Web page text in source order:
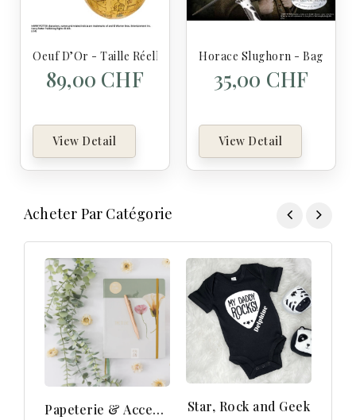
Oeuf D’Or - Taille Réelle - Harry Potter
89,00 CHF
View Detail
Horace Slughorn -
35,00 CHF
View Detail
Acheter Par Catégorie
Papeterie & Accessoires Star, Rock and Geek